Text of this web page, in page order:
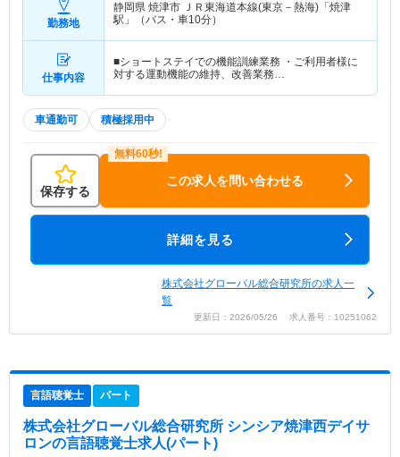
勤務地
静岡県 焼津市 ＪＲ東海道本線(東京－熱海)「焼津
駅」（バス・車10分）
仕事内容
■ショートステイでの機能訓練業務 ・ご利用者様に
対する運動機能の維持、改善業務…
車通勤可 積極採用中
保存する
この求人を問い合わせる
詳細を見る
株式会社グローバル総合研究所の求人一
覧
更新日：2026/05/26 求人番号：10251062
言語聴覚士 パート
株式会社グローバル総合研究所 シンシア焼津西デイサ
ロンの言語聴覚士求人(パート)